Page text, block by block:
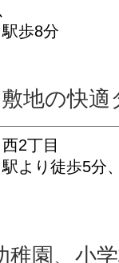
歩8分
地の快適
2丁目
より徒歩5分
稚園、小